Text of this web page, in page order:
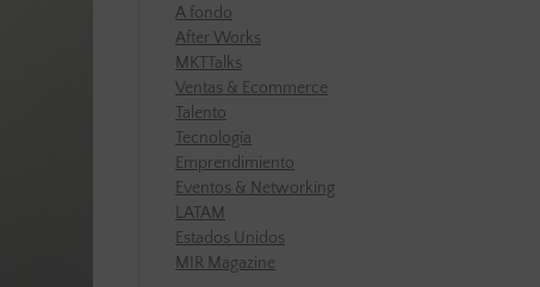
A fondo
After Works
MKTTalks
Ventas & Ecommerce
Talento
Tecnología
Emprendimiento
Eventos & Networking
LATAM
Estados Unidos
MIR Magazine